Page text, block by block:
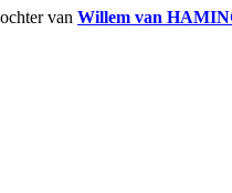
van Willem van